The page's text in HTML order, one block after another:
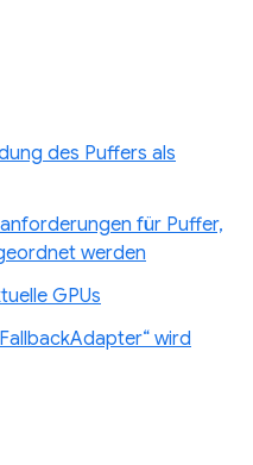
des Puffers als
für Puffer,
werden
GPUs
wird